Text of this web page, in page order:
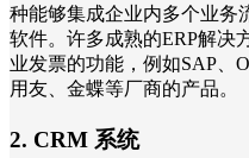
种能够集成企业内多个业务
软件。许多成熟的ERP解决
业发票的功能，例如SAP、
用友、金蝶等厂商的产品。
2. CRM 系统